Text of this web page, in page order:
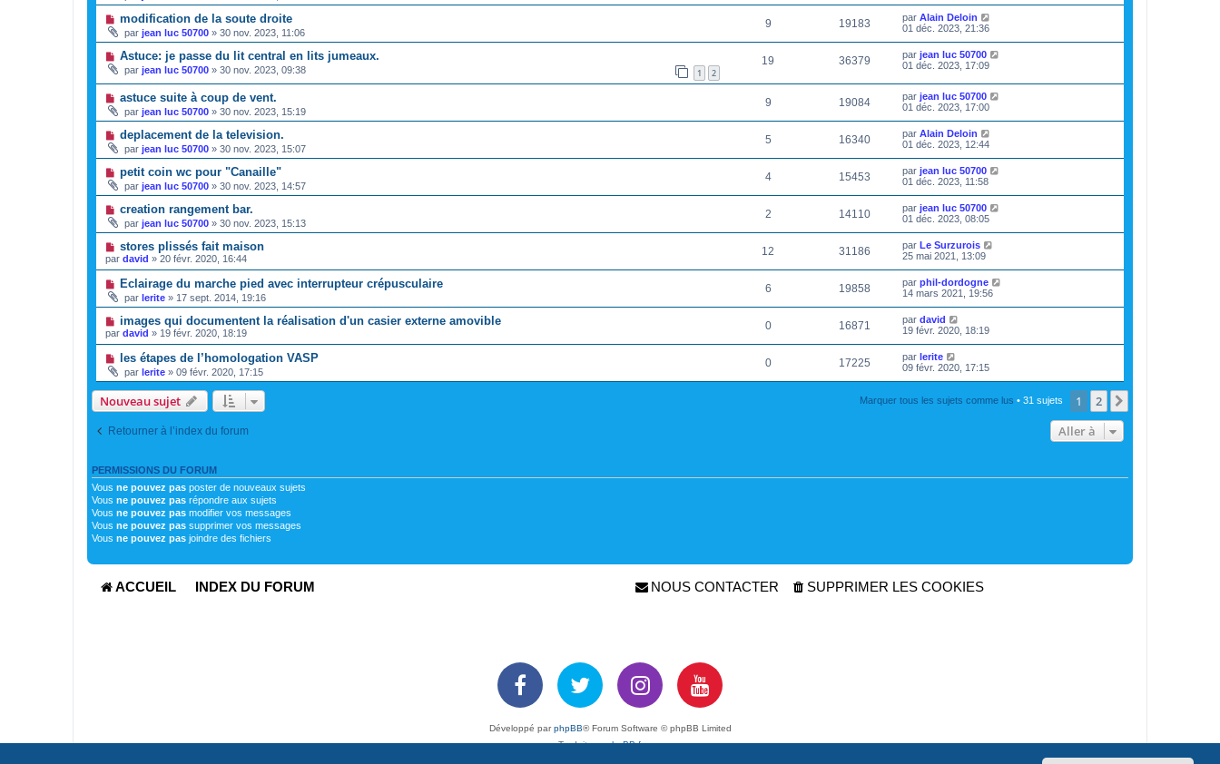
modification de la soute droite
par jean luc 50700 » 30 nov. 2023, 11:06
9 19183 par Alain Deloin
01 déc. 2023, 21:36
Astuce: je passe du lit central en lits jumeaux.
par jean luc 50700 » 30 nov. 2023, 09:38 1 2
19 36379 par jean luc 50700
01 déc. 2023, 17:09
astuce suite à coup de vent.
par jean luc 50700 » 30 nov. 2023, 15:19
9 19084 par jean luc 50700
01 déc. 2023, 17:00
deplacement de la television.
par jean luc 50700 » 30 nov. 2023, 15:07
5 16340 par Alain Deloin
01 déc. 2023, 12:44
petit coin wc pour "Canaille"
par jean luc 50700 » 30 nov. 2023, 14:57
4 15453 par jean luc 50700
01 déc. 2023, 11:58
creation rangement bar.
par jean luc 50700 » 30 nov. 2023, 15:13
2 14110 par jean luc 50700
01 déc. 2023, 08:05
stores plissés fait maison
par david » 20 févr. 2020, 16:44
12 31186 par Le Surzurois
25 mai 2021, 13:09
Eclairage du marche pied avec interrupteur crépusculaire
par lerite » 17 sept. 2014, 19:16
6 19858 par phil-dordogne
14 mars 2021, 19:56
images qui documentent la réalisation d'un casier externe amovible
par david » 19 févr. 2020, 18:19
0 16871 par david
19 févr. 2020, 18:19
les étapes de l’homologation VASP
par lerite » 09 févr. 2020, 17:15
0 17225 par lerite
09 févr. 2020, 17:15
Nouveau sujet Marquer tous les sujets comme lus • 31 sujets 1 2
Retourner à l’index du forum Aller à
PERMISSIONS DU FORUM
Vous ne pouvez pas poster de nouveaux sujets
Vous ne pouvez pas répondre aux sujets
Vous ne pouvez pas modifier vos messages
Vous ne pouvez pas supprimer vos messages
Vous ne pouvez pas joindre des fichiers
ACCUEIL INDEX DU FORUM SUPPRIMER LES COOKIES
NOUS CONTACTER
Développé parphpBB® Forum Software © phpBB Limited
Traduit parphpBB-fr.com